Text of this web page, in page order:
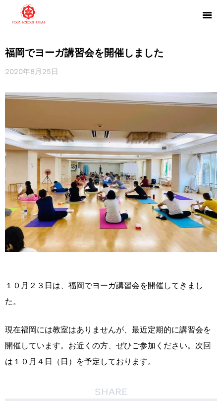
福岡でヨーガ講習会を開催しました
2020年8月25日
１０月２３日は、福岡でヨーガ講習会を開催してきまし
た。
現在福岡には教室はありませんが、最近定期的に講習会を
開催しています。お近くの方、ぜひご参加ください。次回
は１０月４日（日）を予定しております。
SHARE